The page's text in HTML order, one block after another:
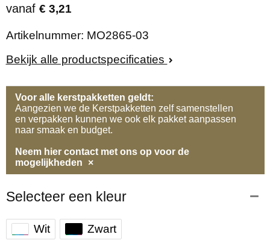
vanaf € 3,21
Artikelnummer: MO2865-03
Bekijk alle productspecificaties
Voor alle kerstpakketten geldt:
Aangezien we de Kerstpakketten zelf samenstellen
en verpakken kunnen we ook elk pakket aanpassen
naar smaak en budget.
Neem hier contact met ons op voor de
mogelijkheden
×
Selecteer een kleur
Wit Zwart